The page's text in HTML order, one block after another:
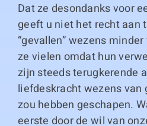
Dat ze desondanks voor
geeft u niet het recht aan
“gevallen” wezens
ze vielen omdat hun
zijn steeds terugkerende
liefdeskracht wezens van
zou hebben geschapen.
eerste door de wil van